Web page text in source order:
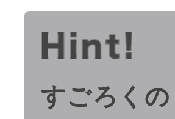
すごろくの